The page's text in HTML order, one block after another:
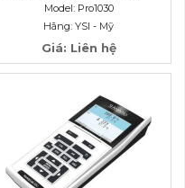
Model: Pro1030
Hãng: YSI - Mỹ
Giá: Liên hệ